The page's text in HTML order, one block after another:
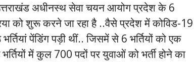
अधीनस्थ सेवा चयन आयोग प्रदेश के 6
को शुरू करने जा रहा है ..वैसे प्रदेश में कोविड-19
पेंडिंग पड़ी थीं.. जिसमें से 6 भर्तियों को एक
में कुल 700 पदों पर युवाओं को भर्ती होने का